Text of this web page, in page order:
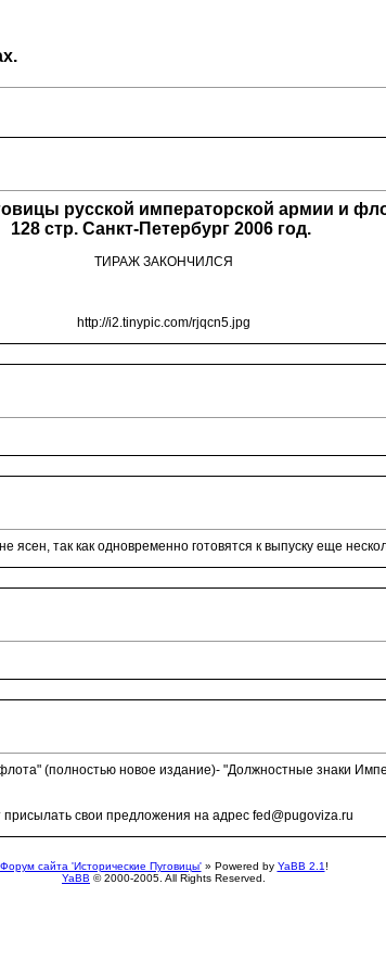
русской императорской армии и
128 стр. Санкт-Петербург 2006 год.
ТИРАЖ ЗАКОНЧИЛСЯ
http://i2.tinypic.com/rjqcn5.jpg
так как одновременно готовятся к выпуску еще
(полностью новое издание)- "Должностные знаки
свои предложения на адрес fed@pugoviza.ru
Форум сайта 'Исторические Пуговицы'» Powered by YaBB 2.1 !
YaBB © 2000-2005. All Rights Reserved.